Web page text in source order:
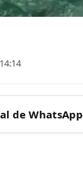
de WhatsApp